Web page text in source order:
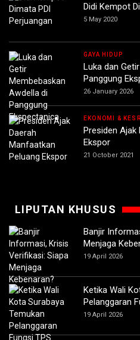
Didi Kempot
5 May 2020
GAYA HIDUP
Luka dan
Panggung
26 January 2026
EKONOMI &
Presiden Ajak
Ekspor
21 October 2021
LIPUTAN KHUSUS
Banjir
Menjaga
19 April 2026
Ketika Wali
Pelanggaran
19 April 2026